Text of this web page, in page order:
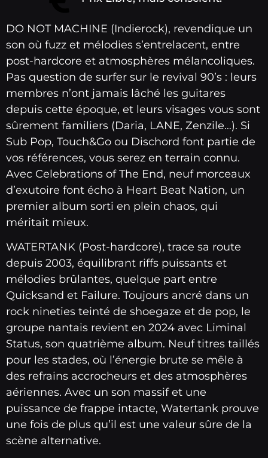
DO NOT MACHINE (Indierock), revendique un
son où fuzz et mélodies s’entrelacent, entre
post-hardcore et atmosphères mélancoliques.
Pas question de surfer sur le revival 90’s : leurs
membres n’ont jamais lâché les guitares
depuis cette époque, et leurs visages vous sont
sûrement familiers (Daria, LANE, Zenzile…). Si
Sub Pop, Touch&Go ou Dischord font partie de
vos références, vous serez en terrain connu.
Avec Celebrations of The End, neuf morceaux
d’exutoire font écho à Heart Beat Nation, un
premier album sorti en plein chaos, qui
méritait mieux.
WATERTANK (Post-hardcore), trace sa route
depuis 2003, équilibrant riffs puissants et
mélodies brûlantes, quelque part entre
Quicksand et Failure. Toujours ancré dans un
rock nineties teinté de shoegaze et de pop, le
groupe nantais revient en 2024 avec Liminal
Status, son quatrième album. Neuf titres taillés
pour les stades, où l’énergie brute se mêle à
des refrains accrocheurs et des atmosphères
aériennes. Avec un son massif et une
puissance de frappe intacte, Watertank prouve
une fois de plus qu’il est une valeur sûre de la
scène alternative.